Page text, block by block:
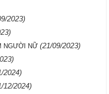
2023)
NGƯỜI NỮ (21/09/2023)
2024)
12/2024)